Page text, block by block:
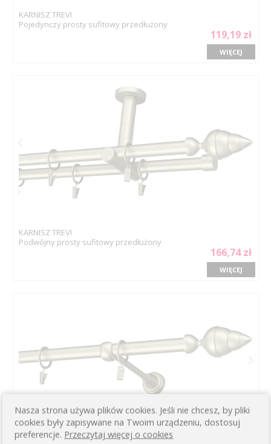
KARNISZ TREVI
Pojedynczy prosty sufitowy przedłużony
119,19 zł
WIĘCEJ
KARNISZ TREVI
Podwójny prosty sufitowy przedłużony
166,74 zł
WIĘCEJ
Nasza strona używa plików cookies. Jeśli nie chcesz, by pliki
cookies były zapisywane na Twoim urządzeniu, dostosuj
preferencje. Przeczytaj więcej o cookies